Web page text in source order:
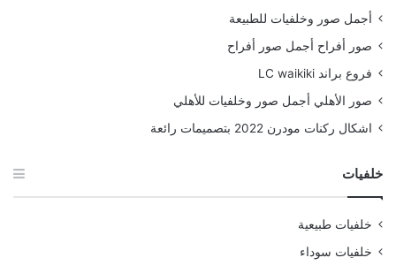
أجمل صور وخلفيات للطبيعة
صور أفراح أجمل صور أفراح
فروع براند LC waikiki
صور الأهلي أجمل صور وخلفيات للأهلي
اشكال ركنات مودرن 2022 بتصميمات رائعة
خلفيات
خلفيات طبيعية
خلفيات سوداء